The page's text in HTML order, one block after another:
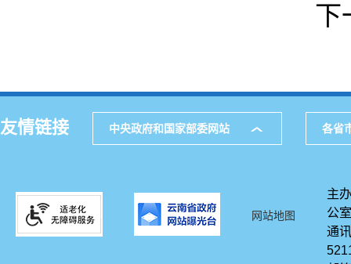
下
友情链接 中央政府和国家部委网站 各省
网站地图
主
公室
通